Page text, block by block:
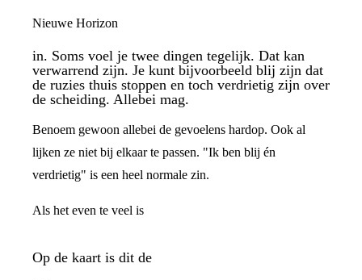
Nieuwe Horizon
in. Soms voel je twee dingen tegelijk. Dat kan
verwarrend zijn. Je kunt bijvoorbeeld blij zijn dat
de ruzies thuis stoppen en toch verdrietig zijn over
de scheiding. Allebei mag.
Benoem gewoon allebei de gevoelens hardop. Ook al
lijken ze niet bij elkaar te passen. "Ik ben blij én
verdrietig" is een heel normale zin.
Als het even te veel is
Op de kaart is dit de